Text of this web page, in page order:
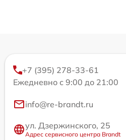
+7 (395) 278-33-61
Ежедневно с 9:00 до 21:00
info@re-brandt.ru
ул. Дзержинского, 25
Адрес сервисного центра Brandt